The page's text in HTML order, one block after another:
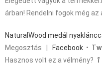
árban! Rendelni fogok még
NaturalWood medál
Megosztás
Facebook •
Hasznos volt ez a vélmény? 1